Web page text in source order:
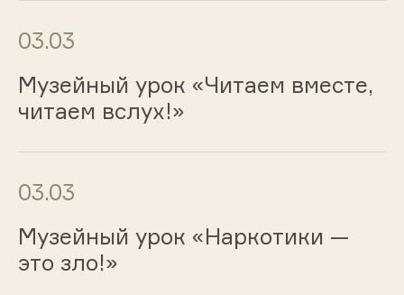
03.03
Музейный урок «Читаем вместе,
читаем вслух!»
03.03
Музейный урок «Наркотики —
это зло!»